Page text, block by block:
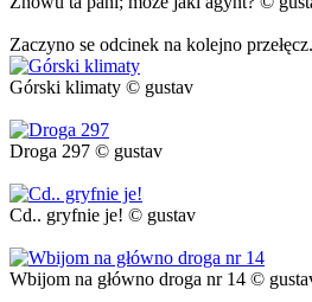
Zaczyno se odcinek na kolejno
Górski klimaty © gustav
Droga 297 © gustav
Cd.. gryfnie je! © gustav
Wbijom na główno droga nr 14 ©